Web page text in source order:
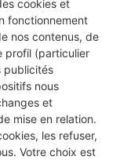
cookies et
fonctionnement
nos contenus, de
profil (particulier
publicités
nous
et
mise en relation.
les refuser,
Votre choix est